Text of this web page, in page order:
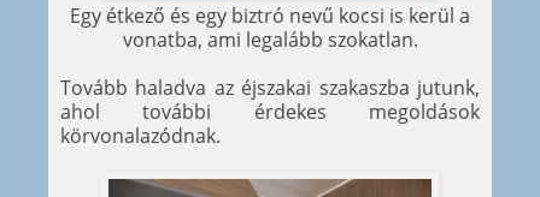
Egy étkező és egy biztró nevű kocsi is kerül a
vonatba, ami legalább szokatlan.
Tovább haladva az éjszakai szakaszba jutunk,
ahol további érdekes megoldások
körvonalazódnak.